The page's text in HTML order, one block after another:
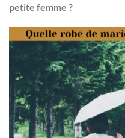
petite femme ?